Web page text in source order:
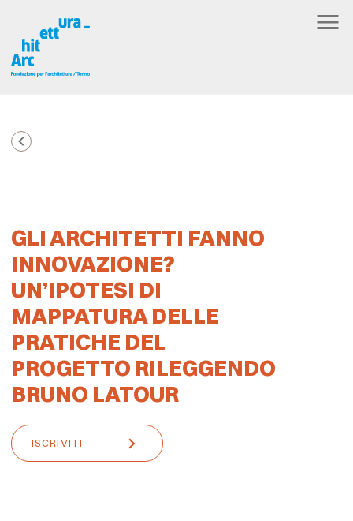
GLI ARCHITETTI FANNO
INNOVAZIONE?
UN’IPOTESI DI
MAPPATURA DELLE
PRATICHE DEL
PROGETTO RILEGGENDO
BRUNO LATOUR
ISCRIVITI